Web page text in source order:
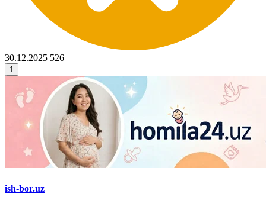
30.12.2025 526
1
ish-bor.uz